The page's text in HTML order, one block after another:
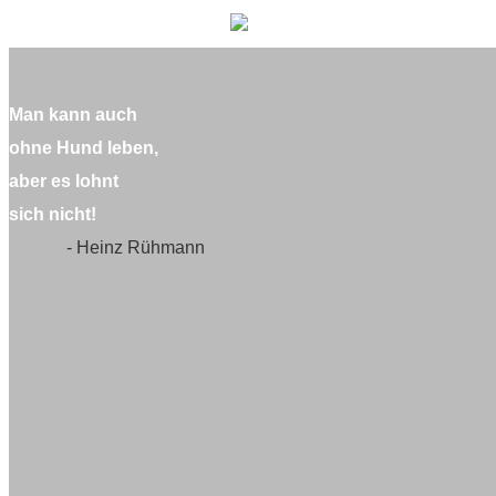
Man kann auch
ohne Hund leben,
aber es lohnt
sich nicht!
- Heinz Rühmann